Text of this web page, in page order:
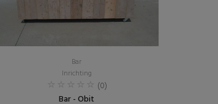
Bar
Inrichting
(0)
Bar - Obit